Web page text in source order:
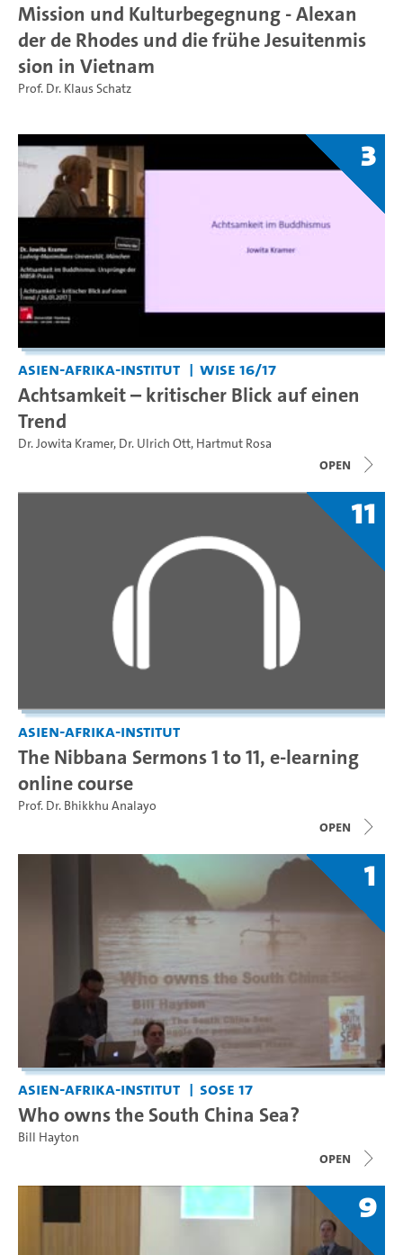
Mission und Kulturbegegnung - Alexan
der de Rhodes und die frühe Jesuitenmis
sion in Vietnam
Prof. Dr. Klaus Schatz
3
Asien-Afrika-Institut WiSe 16/17
Achtsamkeit – kritischer Blick auf einen
Trend
Dr. Jowita Kramer, Dr. Ulrich Ott, Hartmut Rosa
open
11
Asien-Afrika-Institut
The Nibbana Sermons 1 to 11, e-learning
online course
Prof. Dr. Bhikkhu Analayo
open
1
Asien-Afrika-Institut SoSe 17
Who owns the South China Sea?
Bill Hayton
open
9